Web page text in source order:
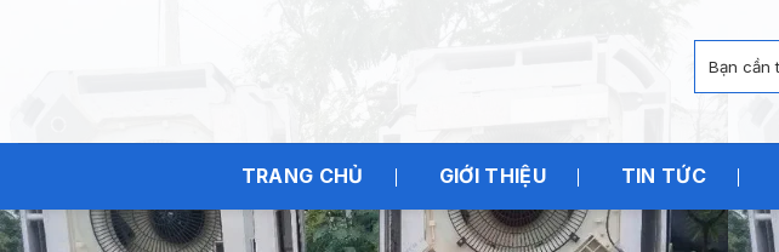
kiếm:
TRANG CHỦ GIỚI THIỆU TIN TỨC
Trang chủ / Máy Lạnh Cũ / Máy lạnh âm trần cũ / Máy lạnh âm trần Daikin cũ inverter